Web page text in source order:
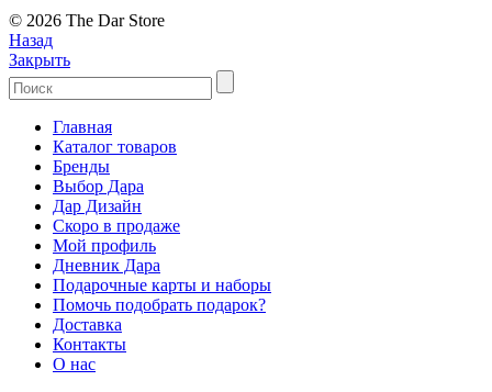
© 2026 The Dar Store
Назад
Закрыть
Главная
Каталог товаров
Бренды
Выбор Дара
Дар Дизайн
Скоро в продаже
Мой профиль
Дневник Дара
Подарочные карты и наборы
Помочь подобрать подарок?
Доставка
Контакты
О нас